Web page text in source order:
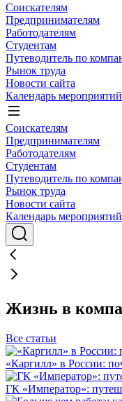
Соискателям
Предпринимателям
Работодателям
Студентам
Путеводитель по
Рынок труда
Новости сайта
Календарь мероприятий
Соискателям
Предпринимателям
Работодателям
Студентам
Путеводитель по
Рынок труда
Новости сайта
Календарь мероприятий
Жизнь в
Все статьи
«Каргилл» в России:
ГК «Император»: